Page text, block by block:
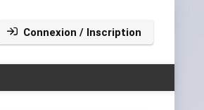
Connexion / Inscription